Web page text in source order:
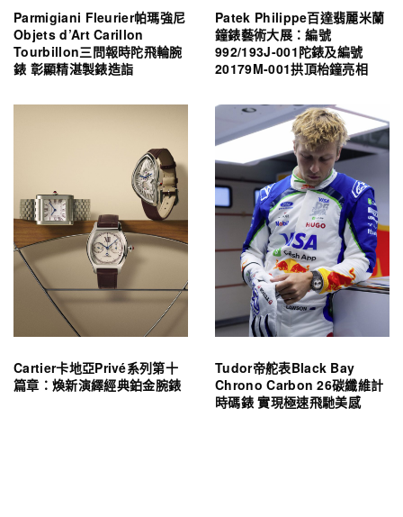
Parmigiani Fleurier帕瑪強尼
Objets d’Art Carillon
Tourbillon三問報時陀飛輪腕
錶 彰顯精湛製錶造詣
Patek Philippe百達翡麗米蘭
鐘錶藝術大展：編號
992/193J-001陀錶及編號
20179M-001拱頂枱鐘亮相
Cartier卡地亞Privé系列第十
篇章：煥新演繹經典鉑金腕錶
Tudor帝舵表Black Bay
Chrono Carbon 26碳纖維計
時碼錶 實現極速飛馳美感